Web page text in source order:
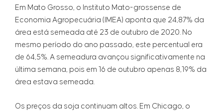
Em Mato Grosso, o Instituto Mato-grossense de
Economia Agropecuária (IMEA) aponta que 24,87% da
área está semeada até 23 de outubro de 2020. No
mesmo período do ano passado, este percentual era
de 64,5%. A semeadura avançou significativamente na
última semana, pois em 16 de outubro apenas 8,19% da
área estava semeada.
Os preços da soja continuam altos. Em Chicago, o